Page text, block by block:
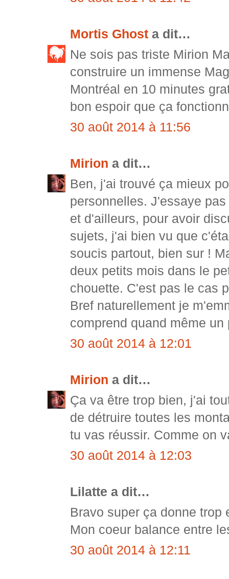
Mortis Ghost a dit…
Ne sois pas triste Mirion
construire un immense
Montréal en 10 minutes
bon espoir que ça
30 août 2014 à 11:56
Mirion a dit…
Ben, j'ai trouvé ça mieux
personnelles. J'essaye
et d'ailleurs, pour avoir
sujets, j'ai bien vu que
soucis partout, bien sur !
deux petits mois dans le
chouette. C'est pas le cas
Bref naturellement je
comprend quand même un
30 août 2014 à 12:01
Mirion a dit…
Ça va être trop bien, j'ai
de détruire toutes les
tu vas réussir. Comme on
30 août 2014 à 12:03
Lilatte a dit…
Bravo super ça donne trop
Mon coeur balance entre
30 août 2014 à 12:11